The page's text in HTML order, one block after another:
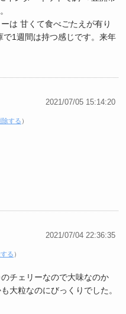
は 甘くて食べごたえが有り
で1週間は持つ感じです。来年
2021/07/05 15:14:20
除する ）
2021/07/04 22:36:35
る ）
チェリーなので大味なのか
大粒なのにびっくりでした。